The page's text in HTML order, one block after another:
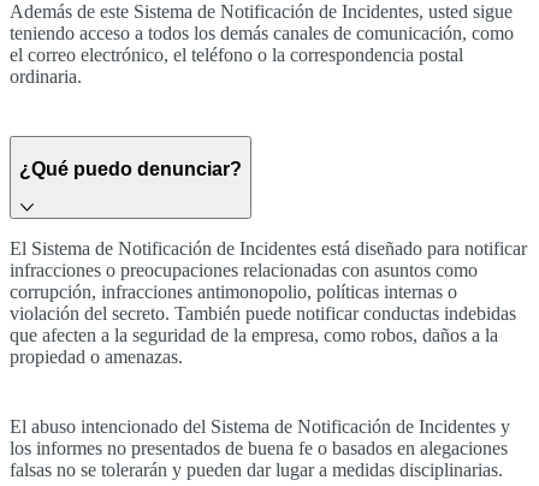
Además de este Sistema de Notificación de Incidentes, usted sigue
teniendo acceso a todos los demás canales de comunicación, como
el correo electrónico, el teléfono o la correspondencia postal
ordinaria.
¿Qué puedo denunciar?
El Sistema de Notificación de Incidentes está diseñado para notificar
infracciones o preocupaciones relacionadas con asuntos como
corrupción, infracciones antimonopolio, políticas internas o
violación del secreto. También puede notificar conductas indebidas
que afecten a la seguridad de la empresa, como robos, daños a la
propiedad o amenazas.
El abuso intencionado del Sistema de Notificación de Incidentes y
los informes no presentados de buena fe o basados en alegaciones
falsas no se tolerarán y pueden dar lugar a medidas disciplinarias.